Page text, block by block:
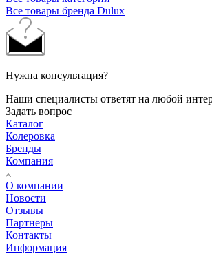
Все товары бренда Dulux
Нужна консультация?
Наши специалисты ответят на любой
Задать вопрос
Каталог
Колеровка
Бренды
Компания
О компании
Новости
Отзывы
Партнеры
Контакты
Информация